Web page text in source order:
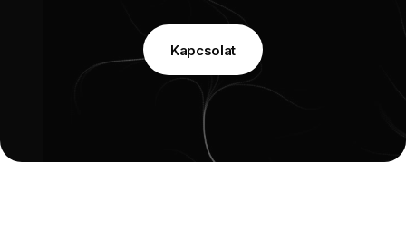
Kapcsolat